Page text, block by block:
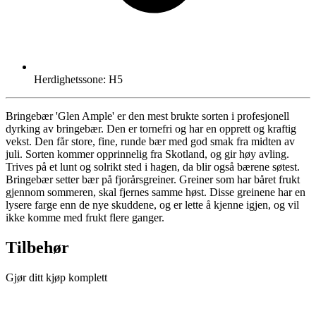
Herdighetssone: H5
Bringebær 'Glen Ample' er den mest brukte sorten i profesjonell
dyrking av bringebær. Den er tornefri og har en opprett og kraftig
vekst. Den får store, fine, runde bær med god smak fra midten av
juli. Sorten kommer opprinnelig fra Skotland, og gir høy avling.
Trives på et lunt og solrikt sted i hagen, da blir også bærene søtest.
Bringebær setter bær på fjorårsgreiner. Greiner som har båret frukt
gjennom sommeren, skal fjernes samme høst. Disse greinene har en
lysere farge enn de nye skuddene, og er lette å kjenne igjen, og vil
ikke komme med frukt flere ganger.
Tilbehør
Gjør ditt kjøp komplett